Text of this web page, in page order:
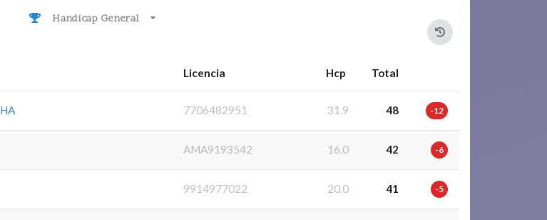
Handicap General
Licencia Hcp Total
7706482951 31.9 48 -12
AMA9193542 16.0 42 -6
9914977022 20.0 41 -5